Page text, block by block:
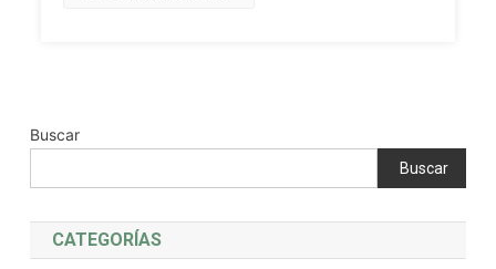
Aprobación,
La
Buscar
Buscar
CATEGORÍAS